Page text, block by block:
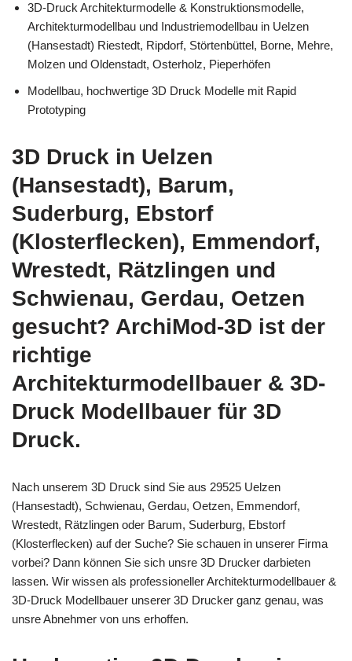
3D-Druck Architekturmodelle & Konstruktionsmodelle,
Architekturmodellbau und Industriemodellbau in Uelzen
(Hansestadt) Riestedt, Ripdorf, Störtenbüttel, Borne, Mehre,
Molzen und Oldenstadt, Osterholz, Pieperhöfen
Modellbau, hochwertige 3D Druck Modelle mit Rapid
Prototyping
3D Druck in Uelzen
(Hansestadt), Barum,
Suderburg, Ebstorf
(Klosterflecken), Emmendorf,
Wrestedt, Rätzlingen und
Schwienau, Gerdau, Oetzen
gesucht? ArchiMod-3D ist der
richtige
Architekturmodellbauer & 3D-
Druck Modellbauer für 3D
Druck.
Nach unserem 3D Druck sind Sie aus 29525 Uelzen
(Hansestadt), Schwienau, Gerdau, Oetzen, Emmendorf,
Wrestedt, Rätzlingen oder Barum, Suderburg, Ebstorf
(Klosterflecken) auf der Suche? Sie schauen in unserer Firma
vorbei? Dann können Sie sich unsre 3D Drucker darbieten
lassen. Wir wissen als professioneller Architekturmodellbauer &
3D-Druck Modellbauer unserer 3D Drucker ganz genau, was
unsre Abnehmer von uns erhoffen.